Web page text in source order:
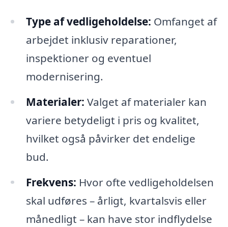
Type af vedligeholdelse: Omfanget af
arbejdet inklusiv reparationer,
inspektioner og eventuel
modernisering.
Materialer: Valget af materialer kan
variere betydeligt i pris og kvalitet,
hvilket også påvirker det endelige
bud.
Frekvens: Hvor ofte vedligeholdelsen
skal udføres – årligt, kvartalsvis eller
månedligt – kan have stor indflydelse